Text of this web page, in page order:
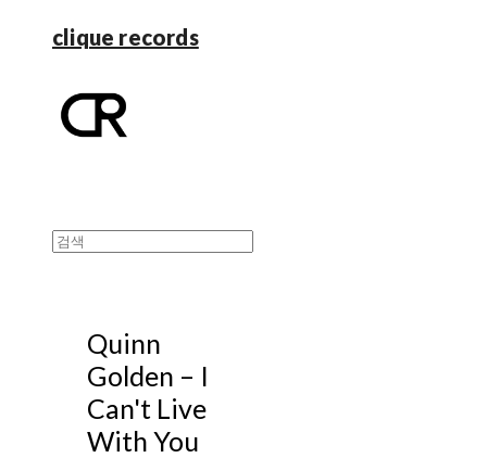
clique records
Quinn
Golden ‎– I
Can't Live
With You